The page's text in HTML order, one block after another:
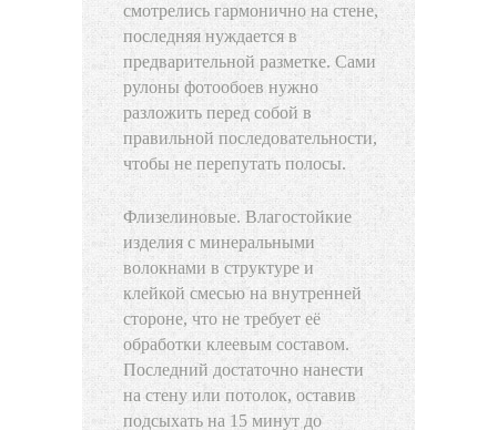
смотрелись гармонично на стене,
последняя нуждается в
предварительной разметке. Сами
рулоны фотообоев нужно
разложить перед собой в
правильной последовательности,
чтобы не перепутать полосы.
Флизелиновые. Влагостойкие
изделия с минеральными
волокнами в структуре и
клейкой смесью на внутренней
стороне, что не требует её
обработки клеевым составом.
Последний достаточно нанести
на стену или потолок, оставив
подсыхать на 15 минут до